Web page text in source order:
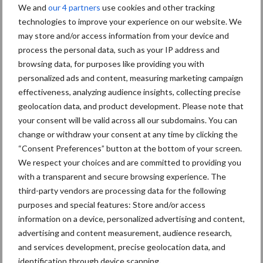
We and our 4 partners use cookies and other tracking
technologies to improve your experience on our website. We
may store and/or access information from your device and
process the personal data, such as your IP address and
browsing data, for purposes like providing you with
personalized ads and content, measuring marketing campaign
effectiveness, analyzing audience insights, collecting precise
geolocation data, and product development. Please note that
your consent will be valid across all our subdomains. You can
change or withdraw your consent at any time by clicking the
“Consent Preferences” button at the bottom of your screen.
We respect your choices and are committed to providing you
with a transparent and secure browsing experience. The
third-party vendors are processing data for the following
purposes and special features: Store and/or access
information on a device, personalized advertising and content,
advertising and content measurement, audience research,
and services development, precise geolocation data, and
identification through device scanning.
Caterpillar breidt gamma elektrische bulldozers uit
Nieuwe compacte gedragen pootcombinatie van AVR
Recente reacties
Paul Jacobsop Fendt kondigt nieuwe trekker aan deze
herfst
Bart PersoonopFendt kondigt nieuwe trekker aan deze
herfst
PRO van Donaat Croes